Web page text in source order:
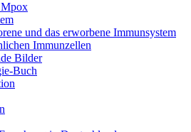
und das erworbene Immunsystem
Immunzellen
Bilder
Buch